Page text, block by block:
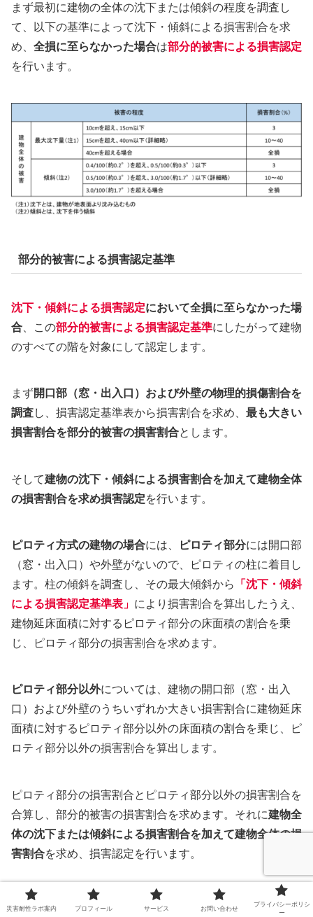
まず最初に建物の全体の沈下または傾斜の程度を調査し
て、以下の基準によって沈下・傾斜による損害割合を求
め、 全損に至らなかった場合は部分的被害による損害認定
を行います。
部分的被害による損害認定基準
沈下・傾斜による損害認定において全損に至らなかった場
合 、この部分的被害による損害認定基準にしたがって建物
のすべての階を対象にして認定します。
まず開口部（窓・出入口）および外壁の物理的損傷割合を
調査し、損害認定基準表から損害割合を求め、 最も大きい
損害割合を部分的被害の損害割合とします。
そして建物の沈下・傾斜による損害割合を加えて建物全体
の損害割合を求め損害認定を行います。
ピロティ方式の建物の場合には、 ピロティ部分には開口部
（窓・出入口）や外壁がないので、ピロティの柱に着目し
ます。柱の傾斜を調査し、その最大傾斜から
「沈下・傾斜
による損害認定基準表」 により損害割合を算出したうえ、
建物延床面積に対するピロティ部分の床面積の割合を乗
じ、ピロティ部分の損害割合を求めます。
ピロティ部分以外については、建物の開口部（窓・出入
口）および外壁のうちいずれか大きい損害割合に建物延床
面積に対するピロティ部分以外の床面積の割合を乗じ、ピ
ロティ部分以外の損害割合を算出します。
ピロティ部分の損害割合とピロティ部分以外の損害割合を
合算し、部分的被害の損害割合を求めます。それに建物全
体の沈下または傾斜による損害割合を加えて建物全体の損
害割合を求め、損害認定を行います。
災害耐性ラボ案内 プロフィール サービス お問い合わせ
プライバシーポリシ
ー